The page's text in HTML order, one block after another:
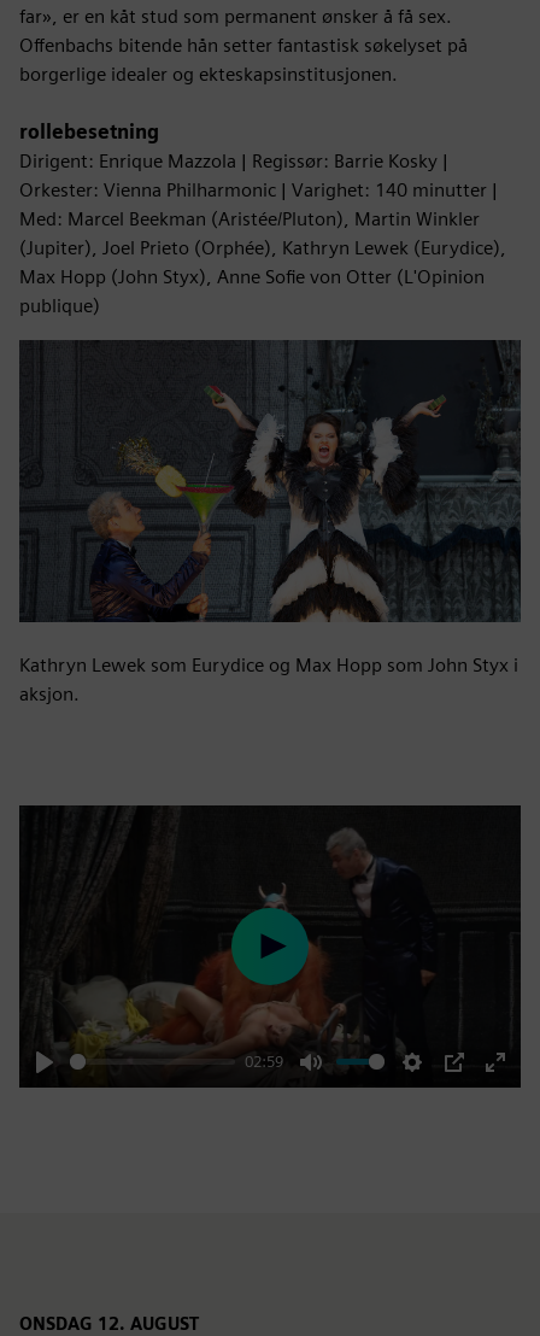
far», er en kåt stud som permanent ønsker å få sex.
Offenbachs bitende hån setter fantastisk søkelyset på
borgerlige idealer og ekteskapsinstitusjonen.
rollebesetning
Dirigent: Enrique Mazzola | Regissør: Barrie Kosky |
Orkester: Vienna Philharmonic | Varighet: 140 minutter |
Med: Marcel Beekman (Aristée/Pluton), Martin Winkler
(Jupiter), Joel Prieto (Orphée), Kathryn Lewek (Eurydice),
Max Hopp (John Styx), Anne Sofie von Otter (L'Opinion
publique)
Kathryn Lewek som Eurydice og Max Hopp som John Styx i
aksjon.
Play
02:59
Mute Settings
PIP
Enter
Play
ONSDAG 12. AUGUST